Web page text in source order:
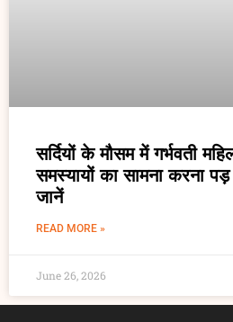
सर्दियों के मौसम में गर्भवती
समस्यायों का सामना करना
जानें
READ MORE »
June 26, 2026